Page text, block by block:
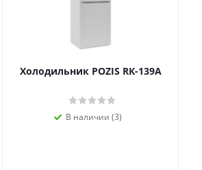
Холодильник POZIS RК-139А
В наличии (3)